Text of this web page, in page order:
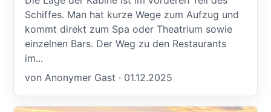
Schiffes. Man hat kurze Wege zum Aufzug und
kommt direkt zum Spa oder Theatrium sowie
einzelnen Bars. Der Weg zu den Restaurants
im...
von Anonymer Gast · 01.12.2025